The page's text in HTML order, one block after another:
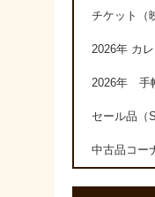
チケット（
2026年 カ
2026年 手
セール品
中古品コー